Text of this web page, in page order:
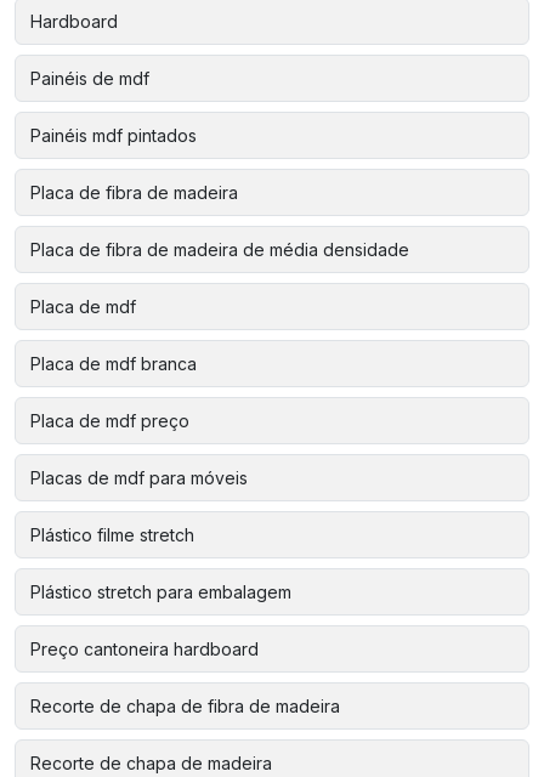
Hardboard
Painéis de mdf
Painéis mdf pintados
Placa de fibra de madeira
Placa de fibra de madeira de média densidade
Placa de mdf
Placa de mdf branca
Placa de mdf preço
Placas de mdf para móveis
Plástico filme stretch
Plástico stretch para embalagem
Preço cantoneira hardboard
Recorte de chapa de fibra de madeira
Recorte de chapa de madeira